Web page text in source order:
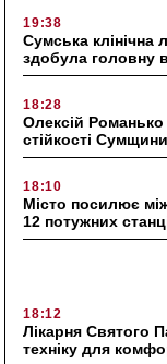
19:38
Сумська клінічна
здобула головну
18:28
Олексій
стійкості
18:10
Місто посилює
12 потужних
18:12
Лікарня Святого
техніку для